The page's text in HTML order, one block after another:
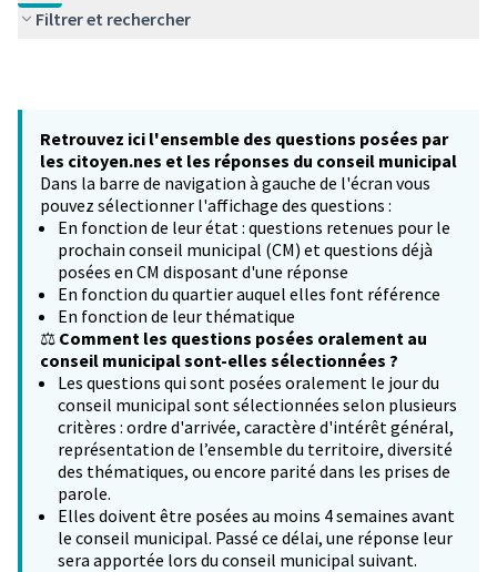
Filtrer et rechercher
Retrouvez ici l'ensemble des questions posées par
les citoyen.nes et les réponses du conseil municipal
Dans la barre de navigation à gauche de l'écran vous
pouvez sélectionner l'affichage des questions :
En fonction de leur état : questions retenues pour le
prochain conseil municipal (CM) et questions déjà
posées en CM disposant d'une réponse
En fonction du quartier auquel elles font référence
En fonction de leur thématique
⚖️ Comment les questions posées oralement au
conseil municipal sont-elles sélectionnées ?
Les questions qui sont posées oralement le jour du
conseil municipal sont sélectionnées selon plusieurs
critères : ordre d'arrivée, caractère d'intérêt général,
représentation de l’ensemble du territoire, diversité
des thématiques, ou encore parité dans les prises de
parole.
Elles doivent être posées au moins 4 semaines avant
le conseil municipal. Passé ce délai, une réponse leur
sera apportée lors du conseil municipal suivant.